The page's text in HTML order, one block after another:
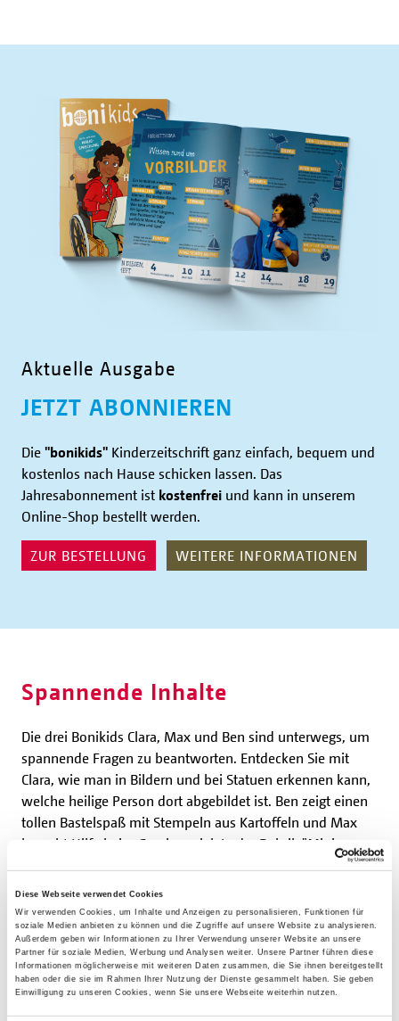
Diese Webseite verwendet Cookies
Wir verwenden Cookies, um Inhalte und Anzeigen zu personalisieren, Funktionen für
soziale Medien anbieten zu können und die Zugriffe auf unsere Website zu analysieren.
Außerdem geben wir Informationen zu Ihrer Verwendung unserer Website an unsere
Partner für soziale Medien, Werbung und Analysen weiter. Unsere Partner führen diese
Informationen möglicherweise mit weiteren Daten zusammen, die Sie ihnen bereitgestellt
haben oder die sie im Rahmen Ihrer Nutzung der Dienste gesammelt haben. Sie geben
Einwilligung zu unseren Cookies, wenn Sie unsere Webseite weiterhin nutzen.
Aktuelle Ausgabe
JETZT ABONNIEREN
Die "bonikids" Kinderzeitschrift ganz einfach, bequem und
kostenlos nach Hause schicken lassen. Das
Jahresabonnement ist kostenfrei und kann in unserem
Online-Shop bestellt werden.
ZUR BESTELLUNG WEITERE INFORMATIONEN
Spannende Inhalte
Die drei Bonikids Clara, Max und Ben sind unterwegs, um
spannende Fragen zu beantworten. Entdecken Sie mit
Clara, wie man in Bildern und bei Statuen erkennen kann,
welche heilige Person dort abgebildet ist. Ben zeigt einen
tollen Bastelspaß mit Stempeln aus Kartoffeln und Max
braucht Hilfe beim Gewinnspiel. In der Rubrik "Mini-
Ministranten bietet, erfahren Sie, was eine Reliquie und
die Allerheiligen-Litanei sind.
Die Herbstausgabe kommt außerdem mit einer Extra-
Beilage: Ein Rätsel-Spiel mit 6 Karten zum Ausschneiden
lädt zum gemeinsamen Grübeln ein.